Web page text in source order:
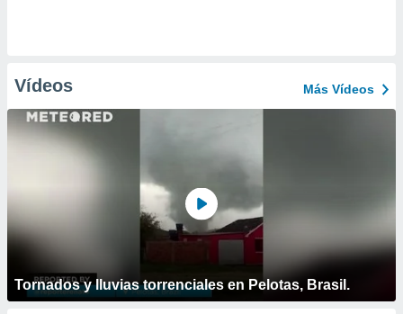
Vídeos Más Vídeos
Tornados y lluvias torrenciales en Pelotas, Brasil.